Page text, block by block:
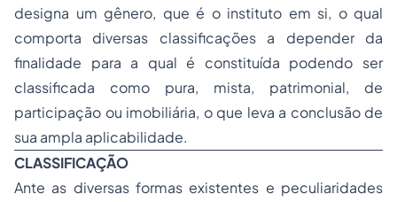
designa um gênero, que é o instituto em si, o qual
comporta diversas classificações a depender da
finalidade para a qual é constituída podendo ser
classificada como pura, mista, patrimonial, de
participação ou imobiliária, o que leva a conclusão de
sua ampla aplicabilidade.
CLASSIFICAÇÃO
Ante as diversas formas existentes e peculiaridades